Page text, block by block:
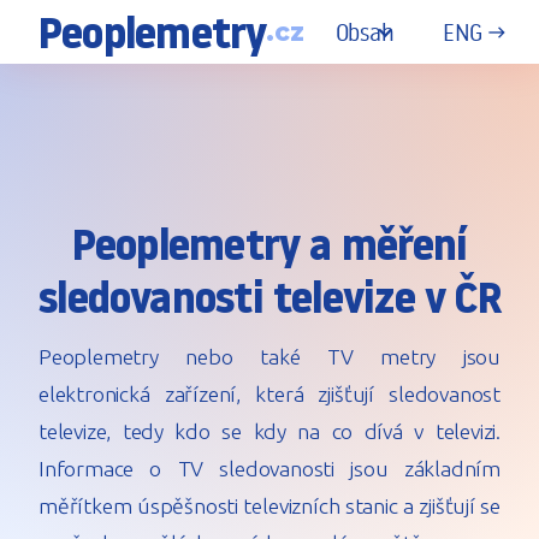
Peoplemetry.cz Obsah ENG east
Peoplemetry a měření
sledovanosti televize v ČR
Peoplemetry nebo také TV metry jsou
elektronická zařízení, která zjišťují sledovanost
televize, tedy kdo se kdy na co dívá v televizi.
Informace o TV sledovanosti jsou základním
měřítkem úspěšnosti televizních stanic a zjišťují se